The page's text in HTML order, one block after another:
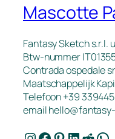
Mascotte
Fantasy Sketch s.r.l.
Btw-nummer
Contrada ospedale
Maatschappelijk
Telefoon +39
email